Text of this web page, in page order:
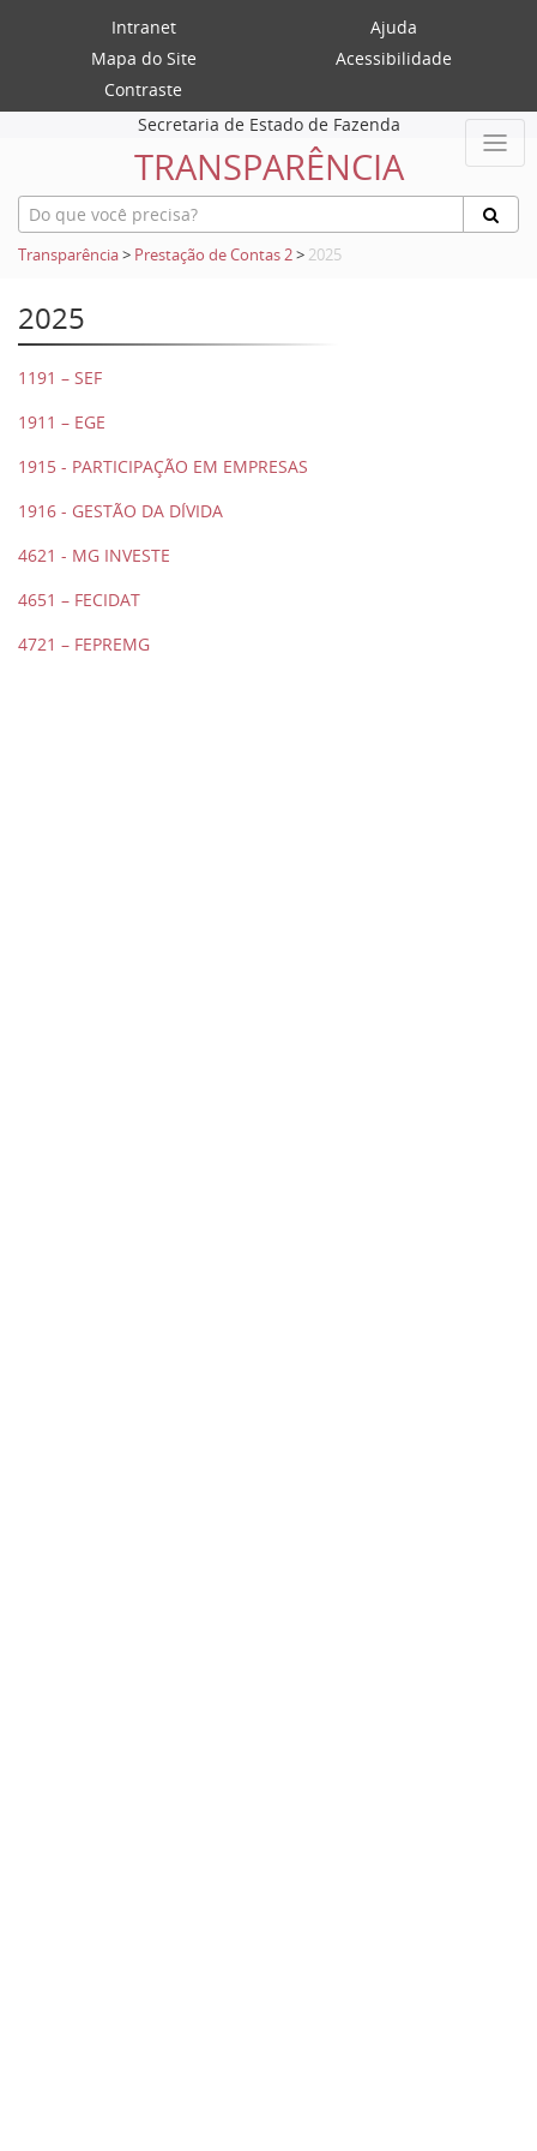
Intranet
Ajuda
Mapa do Site
Acessibilidade
Contraste
Secretaria de Estado de Fazenda
TRANSPARÊNCIA
Transparência> Prestação de Contas 2> 2025
2025
1191 – SEF
1911 – EGE
1915 - PARTICIPAÇÃO EM EMPRESAS
1916 - GESTÃO DA DÍVIDA
4621 - MG INVESTE
4651 – FECIDAT
4721 – FEPREMG